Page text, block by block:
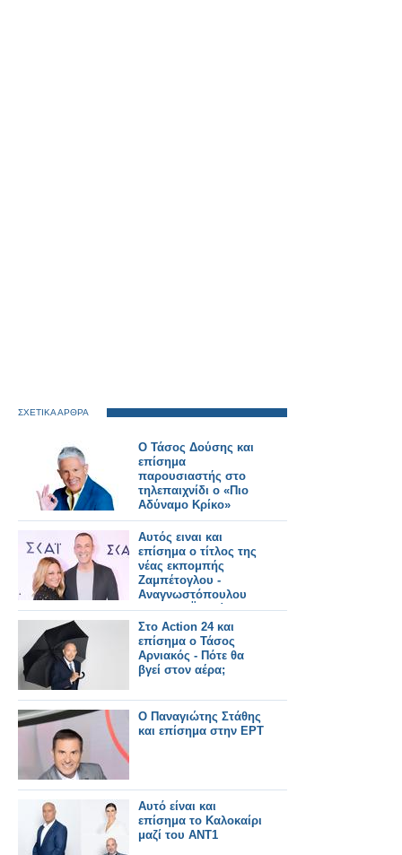
ΣΧΕΤΙΚΑ ΑΡΘΡΑ
Ο Τάσος Δούσης και
επίσημα
παρουσιαστής στο
τηλεπαιχνίδι ο «Πιο
Αδύναμο Κρίκο»
Αυτός ειναι και
επίσημα ο τίτλος της
νέας εκπομπής
Ζαμπέτογλου -
Αναγνωστόπουλου
στον ΣΚΑΪ - Δείτε το
τρειλερ
Στο Action 24 και
επίσημα ο Τάσος
Αρνιακός - Πότε θα
βγεί στον αέρα;
Ο Παναγιώτης Στάθης
και επίσημα στην ΕΡΤ
Αυτό είναι και
επίσημα το Καλοκαίρι
μαζί του ΑΝΤ1